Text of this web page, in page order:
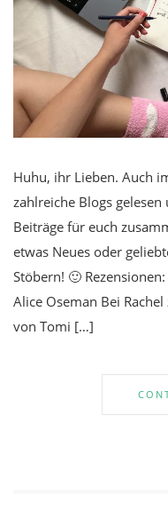
Huhu, ihr Lieben. Auch
zahlreiche Blogs
Beiträge für euch
etwas Neues oder
Stöbern! 🙂
Alice Oseman Bei
von Tomi […]